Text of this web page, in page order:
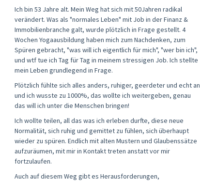
Ich bin 53 Jahre alt. Mein Weg hat sich mit 50Jahren radikal
verändert. Was als "normales Leben" mit Job in der Finanz &
Immobilienbranche galt, wurde plötzlich in Frage gestellt. 4
Wochen Yogaausbildung haben mich zum Nachdenken, zum
Spüren gebracht, "was will ich eigentlich für mich", "wer bin ich",
und wtf tue ich Tag für Tag in meinem stressigen Job. Ich stellte
mein Leben grundlegend in Frage.
Plötzlich fühlte sich alles anders, ruhiger, geerdeter und echt an
und ich wusste zu 1000%, das wollte ich weitergeben, genau
das will ich unter die Menschen bringen!
Ich wollte teilen, all das was ich erleben durfte, diese neue
Normalität, sich ruhig und gemittet zu fühlen, sich überhaupt
wieder zu spüren. Endlich mit alten Mustern und Glaubenssätze
aufzuräumen, mit mir in Kontakt treten anstatt vor mir
fortzulaufen.
Auch auf diesem Weg gibt es Herausforderungen,